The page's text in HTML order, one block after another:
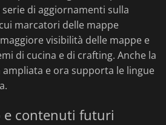
di aggiornamenti sulla
marcatori delle mappe
visibilità delle mappe e
di cucina e di crafting. Anche la
ampliata e ora supporta le lingue
e contenuti futuri